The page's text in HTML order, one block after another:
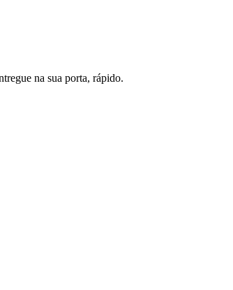
na sua porta, rápido.